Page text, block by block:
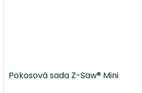
Pokosová sada Z-Saw® Mini